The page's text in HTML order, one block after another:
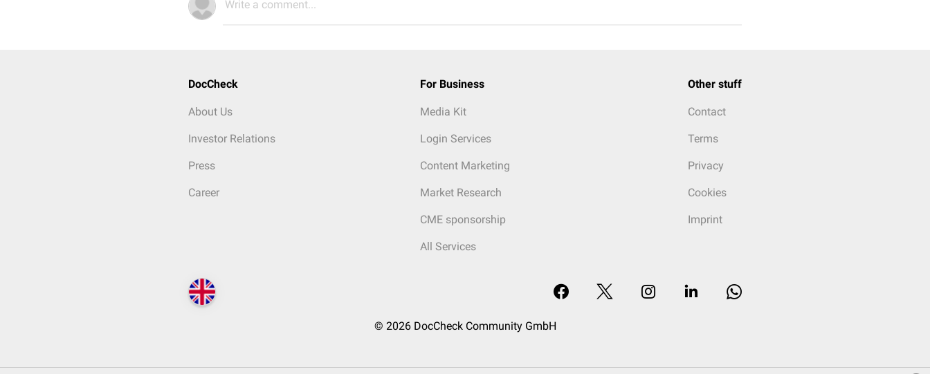
Write a comment...
DocCheck
About Us
Investor Relations
Press
Career
For Business
Media Kit
Login Services
Content Marketing
Market Research
CME sponsorship
All Services
Other stuff
Contact
Terms
Privacy
Cookies
Imprint
© 2026 DocCheck Community GmbH